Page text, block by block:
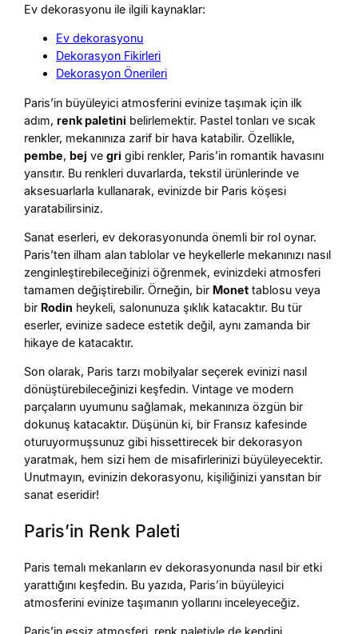
Ev dekorasyonu ile ilgili kaynaklar:
Ev dekorasyonu
Dekorasyon Fikirleri
Dekorasyon Önerileri
Paris’in büyüleyici atmosferini evinize taşımak için ilk
adım, renk paletini belirlemektir. Pastel tonları ve sıcak
renkler, mekanınıza zarif bir hava katabilir. Özellikle,
pembe, bej ve gri gibi renkler, Paris’in romantik havasını
yansıtır. Bu renkleri duvarlarda, tekstil ürünlerinde ve
aksesuarlarla kullanarak, evinizde bir Paris köşesi
yaratabilirsiniz.
Sanat eserleri, ev dekorasyonunda önemli bir rol oynar.
Paris’ten ilham alan tablolar ve heykellerle mekanınızı nasıl
zenginleştirebileceğinizi öğrenmek, evinizdeki atmosferi
tamamen değiştirebilir. Örneğin, bir Monet tablosu veya
bir Rodin heykeli, salonunuza şıklık katacaktır. Bu tür
eserler, evinize sadece estetik değil, aynı zamanda bir
hikaye de katacaktır.
Son olarak, Paris tarzı mobilyalar seçerek evinizi nasıl
dönüştürebileceğinizi keşfedin. Vintage ve modern
parçaların uyumunu sağlamak, mekanınıza özgün bir
dokunuş katacaktır. Düşünün ki, bir Fransız kafesinde
oturuyormuşsunuz gibi hissettirecek bir dekorasyon
yaratmak, hem sizi hem de misafirlerinizi büyüleyecektir.
Unutmayın, evinizin dekorasyonu, kişiliğinizi yansıtan bir
sanat eseridir!
Paris’in Renk Paleti
Paris temalı mekanların ev dekorasyonunda nasıl bir etki
yarattığını keşfedin. Bu yazıda, Paris’in büyüleyici
atmosferini evinize taşımanın yollarını inceleyeceğiz.